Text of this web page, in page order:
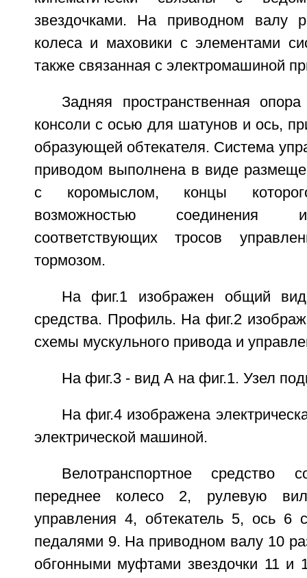
звездочками. На приводном валу
колеса и маховики с элементами
также связанная с электромашиной
Задняя пространственная
консоли с осью для шатунов и ось,
образующей обтекателя. Система
приводом выполнена в виде
с коромыслом, концы
возможностью соединения
соответствующих тросов
тормозом.
На фиг.1 изображен общий вид
средства. Профиль. На фиг.2
схемы мускульного привода и
На фиг.3 - вид А на фиг.1. Узел
На фиг.4 изображена
электрической машиной.
Велотранспортное средство
переднее колесо 2, рулевую
управления 4, обтекатель 5, ось
педалями 9. На приводном валу 10
обгонными муфтами звездочки 11 и